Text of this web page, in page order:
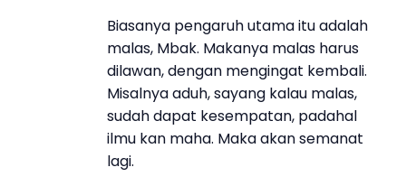
Biasanya pengaruh utama itu adalah
malas, Mbak. Makanya malas harus
dilawan, dengan mengingat kembali.
Misalnya aduh, sayang kalau malas,
sudah dapat kesempatan, padahal
ilmu kan maha. Maka akan semanat
lagi.